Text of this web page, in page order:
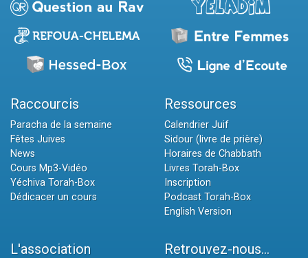
Raccourcis
Paracha de la semaine
Fêtes Juives
News
Cours Mp3-Vidéo
Yéchiva Torah-Box
Dédicacer un cours
Ressources
Calendrier Juif
Sidour (livre de prière)
Horaires de Chabbath
Livres Torah-Box
Inscription
Podcast Torah-Box
English Version
L'association Retrouvez-nous...